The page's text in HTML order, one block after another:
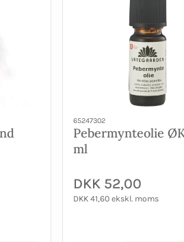
65247302
Pebermynteolie
ml
DKK 52,00
DKK 41,60 ekskl. moms